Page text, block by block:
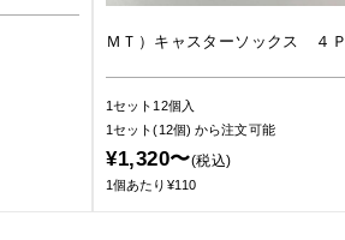
ＭＴ）キャスターソックス ４Ｐ
1セット12個入
1セット(12個)から注文可能
¥1,320〜(税込)
1個あたり¥110